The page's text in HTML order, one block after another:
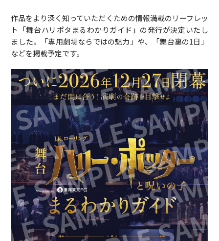
作品をより深く知っていただくための情報満載のリーフレッ
ト「舞台ハリポタまるわかりガイド」の発行が決定いたし
ました。「専用劇場ならではの魅力」や、「舞台裏の1日」
などを掲載予定です。